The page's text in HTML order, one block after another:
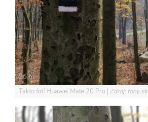
Takto fotí Huawei Mate 20 Pro Zdroj: fony.sk